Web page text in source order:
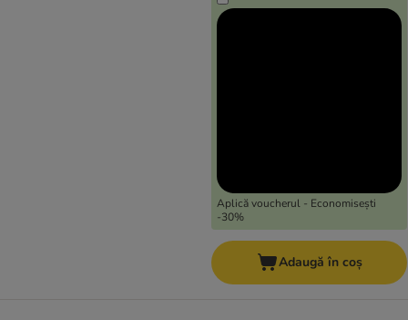
Aplică voucherul - Economisești
-30%
Adaugă în coș